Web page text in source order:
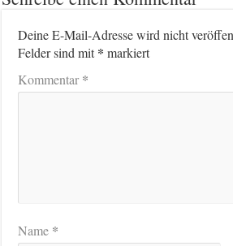
Deine E-Mail-Adresse wird nicht
Felder sind mit* markiert
Kommentar*
Name *